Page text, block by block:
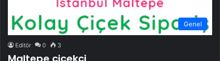
Genel
Editör 0 3